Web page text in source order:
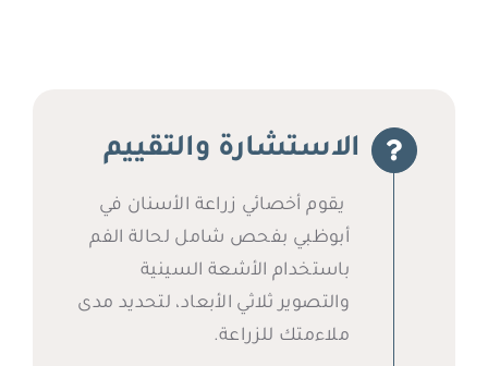
الاستشارة والتقييم
يقوم أخصائي زراعة الأسنان في
أبوظبي بفحص شامل لحالة الفم
باستخدام الأشعة السينية
والتصوير ثلاثي الأبعاد، لتحديد مدى
ملاءمتك للزراعة.